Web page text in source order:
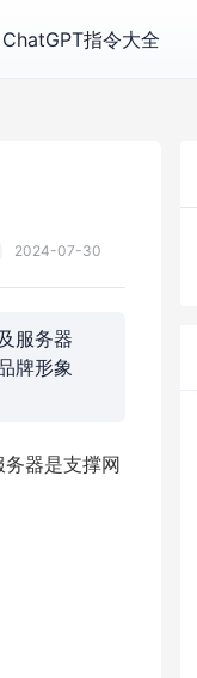
ChatGPT指令大全
2024-07-30
服务器
牌形象
器是支撑网